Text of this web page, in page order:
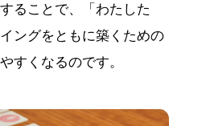
ることで、「わたした
ングをともに築くための
すくなるのです。